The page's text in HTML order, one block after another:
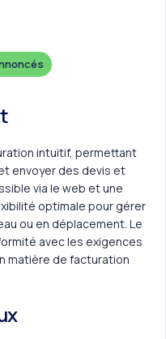
intuitif, permettant
envoyer des devis et
via le web et une
optimale pour gérer
ou en déplacement. Le
avec les exigences
matière de facturation